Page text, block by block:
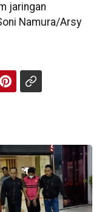
jaringan
Namura/Arsy